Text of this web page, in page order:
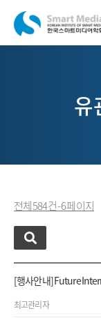
유
전체 584 건 - 6 페이지
[행사안내] Future
최고관리자